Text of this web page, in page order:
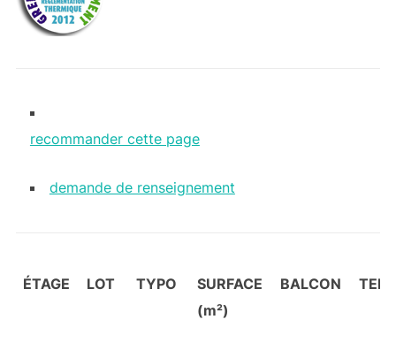
recommander cette page
demande de renseignement
ÉTAGE LOT TYPO
SURFACE
(m²)
BALCON